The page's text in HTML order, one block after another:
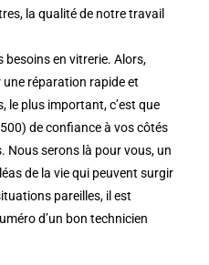
la qualité de notre travail
besoins en vitrerie. Alors,
réparation rapide et
le plus important, c’est que
de confiance à vos côtés
Nous serons là pour vous, un
de la vie qui peuvent surgir
pareilles, il est
d’un bon technicien